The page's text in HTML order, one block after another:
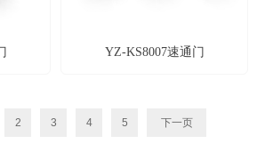
YZ-KS8007速通门
2 3 4 5 下一页